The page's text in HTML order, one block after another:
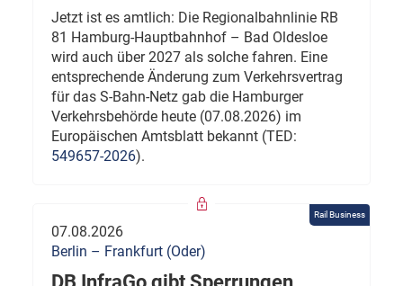
Jetzt ist es amtlich: Die Regionalbahnlinie RB
81 Hamburg-Hauptbahnhof – Bad Oldesloe
wird auch über 2027 als solche fahren. Eine
entsprechende Änderung zum Verkehrsvertrag
für das S-Bahn-Netz gab die Hamburger
Verkehrsbehörde heute (07.08.2026) im
Europäischen Amtsblatt bekannt (TED:
549657-2026).
Rail Business
07.08.2026
Berlin – Frankfurt (Oder)